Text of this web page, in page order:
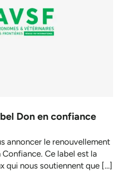
Don en confiance
annoncer le renouvellement
Ce label est la
qui nous soutiennent que […]